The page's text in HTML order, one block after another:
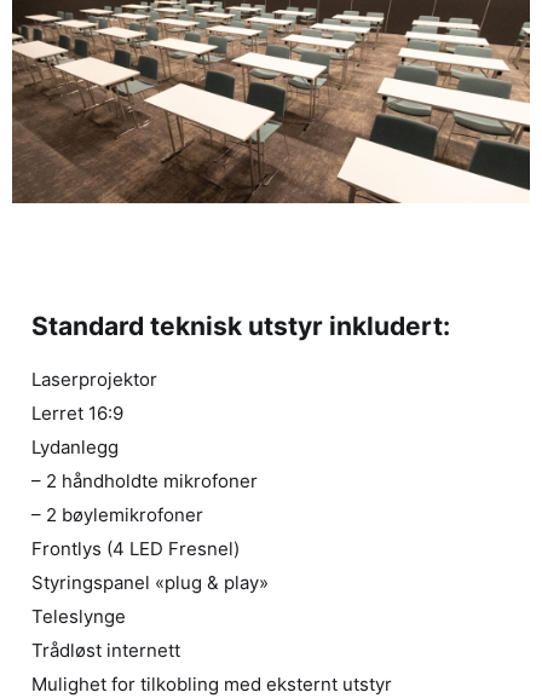
Standard teknisk utstyr inkludert:
Laserprojektor
Lerret 16:9
Lydanlegg
– 2 håndholdte mikrofoner
– 2 bøylemikrofoner
Frontlys (4 LED Fresnel)
Styringspanel «plug & play»
Teleslynge
Trådløst internett
Mulighet for tilkobling med eksternt utstyr